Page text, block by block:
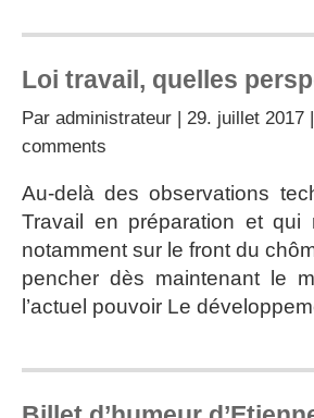
Loi travail, quelles
Par administrateur | 29. juillet 2017
comments
Au-delà des observations
Travail en préparation et qui
notamment sur le front du
pencher dès maintenant le
l’actuel pouvoir Le